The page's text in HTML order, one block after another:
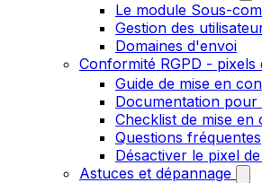
Le module Sous-
Gestion des
Domaines d'envoi
Conformité RGPD - pixels
Guide de mise en
Documentation pour
Checklist de mise en
Questions fréquentes
Désactiver le pixel
Astuces et dépannage